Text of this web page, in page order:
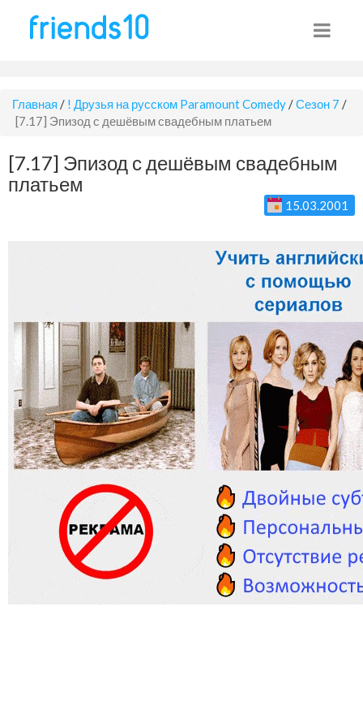
Главная / ! Друзья на русском Paramount Comedy /Сезон 7 /
[7.17] Эпизод с дешёвым свадебным платьем
[7.17] Эпизод с дешёвым свадебным
платьем
15.03.2001